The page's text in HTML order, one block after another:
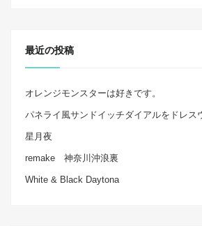
最近の投稿
オレンジモンスターは好きです。
パネライ風サンドイッチダイアルをドレス
星月夜
remake 神奈川沖浪裏
White & Black Daytona